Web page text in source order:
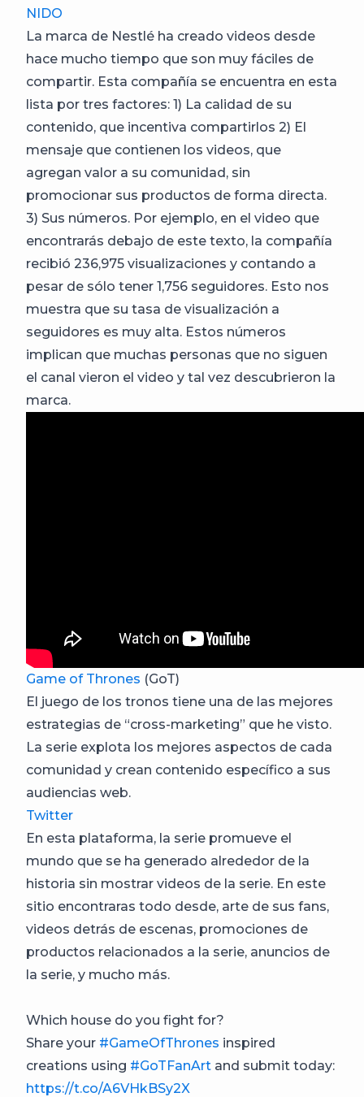
NIDO
La marca de Nestlé ha creado videos desde
hace mucho tiempo que son muy fáciles de
compartir. Esta compañía se encuentra en esta
lista por tres factores: 1) La calidad de su
contenido, que incentiva compartirlos 2) El
mensaje que contienen los videos, que
agregan valor a su comunidad, sin
promocionar sus productos de forma directa.
3) Sus números. Por ejemplo, en el video que
encontrarás debajo de este texto, la compañía
recibió 236,975 visualizaciones y contando a
pesar de sólo tener 1,756 seguidores. Esto nos
muestra que su tasa de visualización a
seguidores es muy alta. Estos números
implican que muchas personas que no siguen
el canal vieron el video y tal vez descubrieron la
marca.
Game of Thrones (GoT)
El juego de los tronos tiene una de las mejores
estrategias de “cross-marketing” que he visto.
La serie explota los mejores aspectos de cada
comunidad y crean contenido específico a sus
audiencias web.
Twitter
En esta plataforma, la serie promueve el
mundo que se ha generado alrededor de la
historia sin mostrar videos de la serie. En este
sitio encontraras todo desde, arte de sus fans,
videos detrás de escenas, promociones de
productos relacionados a la serie, anuncios de
la serie, y mucho más.
Which house do you fight for?
Share your #GameOfThrones inspired
creations using #GoTFanArt and submit today:
https://t.co/A6VHkBSy2X